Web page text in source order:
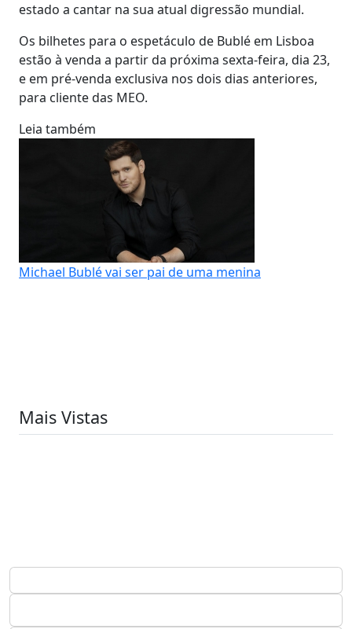
estado a cantar na sua atual digressão mundial.
Os bilhetes para o espetáculo de Bublé em Lisboa
estão à venda a partir da próxima sexta-feira, dia 23,
e em pré-venda exclusiva nos dois dias anteriores,
para cliente das MEO.
Leia também
Michael Bublé vai ser pai de uma menina
Mais Vistas